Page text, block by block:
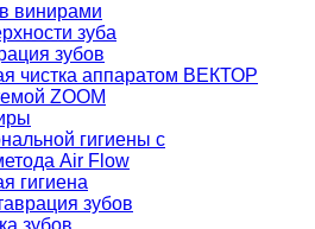
винирами
зуба
зубов
чистка аппаратом ВЕКТОР
ZOOM
гигиены с
Air Flow
гигиена
зубов
зубов